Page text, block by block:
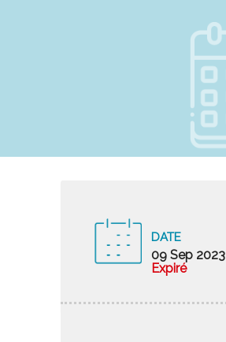
DATE
09 Sep 2023
Expiré